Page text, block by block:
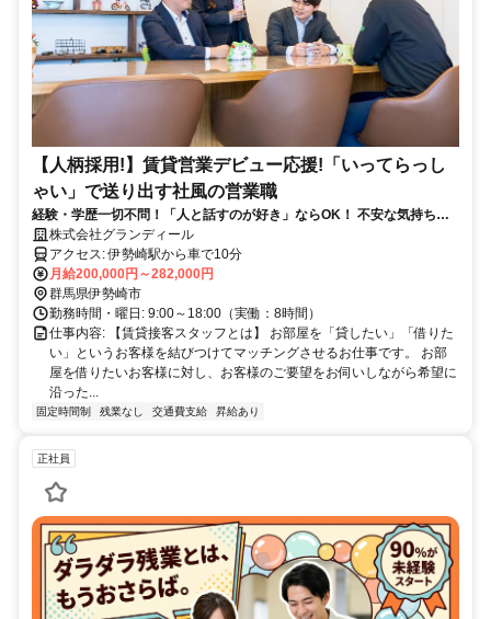
【人柄採用!】賃貸営業デビュー応援!「いってらっし
ゃい」で送り出す社風の営業職
経験・学歴一切不問！「人と話すのが好き」ならOK！ 不安な気持ち、
全部受け止めます！
株式会社グランディール
アクセス: 伊勢崎駅から車で10分
月給200,000円～282,000円
群馬県伊勢崎市
勤務時間・曜日: 9:00～18:00（実働：8時間）
仕事内容: 【賃貸接客スタッフとは】 お部屋を「貸したい」「借りた
い」というお客様を結びつけてマッチングさせるお仕事です。 お部
屋を借りたいお客様に対し、お客様のご要望をお伺いしながら希望に
沿った...
固定時間制 残業なし 交通費支給 昇給あり
正社員